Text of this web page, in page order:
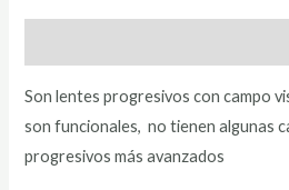
Son lentes progresivos con campo
son funcionales, no tienen algunas
progresivos más avanzados